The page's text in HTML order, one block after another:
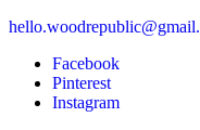
Facebook
Pinterest
Instagram